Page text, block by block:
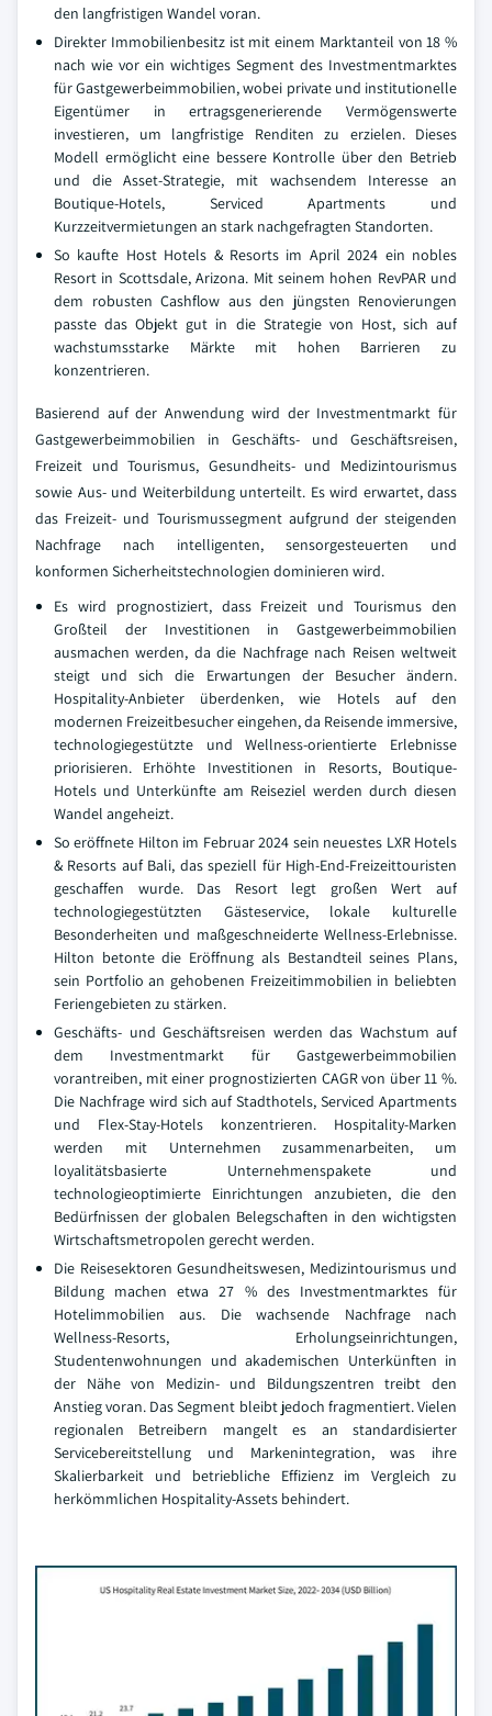
den langfristigen Wandel voran.
Direkter Immobilienbesitz ist mit einem Marktanteil von 18 %
nach wie vor ein wichtiges Segment des Investmentmarktes
für Gastgewerbeimmobilien, wobei private und institutionelle
Eigentümer in ertragsgenerierende Vermögenswerte
investieren, um langfristige Renditen zu erzielen. Dieses
Modell ermöglicht eine bessere Kontrolle über den Betrieb
und die Asset-Strategie, mit wachsendem Interesse an
Boutique-Hotels, Serviced Apartments und
Kurzzeitvermietungen an stark nachgefragten Standorten.
So kaufte Host Hotels & Resorts im April 2024 ein nobles
Resort in Scottsdale, Arizona. Mit seinem hohen RevPAR und
dem robusten Cashflow aus den jüngsten Renovierungen
passte das Objekt gut in die Strategie von Host, sich auf
wachstumsstarke Märkte mit hohen Barrieren zu
konzentrieren.
Basierend auf der Anwendung wird der Investmentmarkt für
Gastgewerbeimmobilien in Geschäfts- und Geschäftsreisen,
Freizeit und Tourismus, Gesundheits- und Medizintourismus
sowie Aus- und Weiterbildung unterteilt. Es wird erwartet, dass
das Freizeit- und Tourismussegment aufgrund der steigenden
Nachfrage nach intelligenten, sensorgesteuerten und
konformen Sicherheitstechnologien dominieren wird.
Es wird prognostiziert, dass Freizeit und Tourismus den
Großteil der Investitionen in Gastgewerbeimmobilien
ausmachen werden, da die Nachfrage nach Reisen weltweit
steigt und sich die Erwartungen der Besucher ändern.
Hospitality-Anbieter überdenken, wie Hotels auf den
modernen Freizeitbesucher eingehen, da Reisende immersive,
technologiegestützte und Wellness-orientierte Erlebnisse
priorisieren. Erhöhte Investitionen in Resorts, Boutique-
Hotels und Unterkünfte am Reiseziel werden durch diesen
Wandel angeheizt.
So eröffnete Hilton im Februar 2024 sein neuestes LXR Hotels
& Resorts auf Bali, das speziell für High-End-Freizeittouristen
geschaffen wurde. Das Resort legt großen Wert auf
technologiegestützten Gästeservice, lokale kulturelle
Besonderheiten und maßgeschneiderte Wellness-Erlebnisse.
Hilton betonte die Eröffnung als Bestandteil seines Plans,
sein Portfolio an gehobenen Freizeitimmobilien in beliebten
Feriengebieten zu stärken.
Geschäfts- und Geschäftsreisen werden das Wachstum auf
dem Investmentmarkt für Gastgewerbeimmobilien
vorantreiben, mit einer prognostizierten CAGR von über 11 %.
Die Nachfrage wird sich auf Stadthotels, Serviced Apartments
und Flex-Stay-Hotels konzentrieren. Hospitality-Marken
werden mit Unternehmen zusammenarbeiten, um
loyalitätsbasierte Unternehmenspakete und
technologieoptimierte Einrichtungen anzubieten, die den
Bedürfnissen der globalen Belegschaften in den wichtigsten
Wirtschaftsmetropolen gerecht werden.
Die Reisesektoren Gesundheitswesen, Medizintourismus und
Bildung machen etwa 27 % des Investmentmarktes für
Hotelimmobilien aus. Die wachsende Nachfrage nach
Wellness-Resorts, Erholungseinrichtungen,
Studentenwohnungen und akademischen Unterkünften in
der Nähe von Medizin- und Bildungszentren treibt den
Anstieg voran. Das Segment bleibt jedoch fragmentiert. Vielen
regionalen Betreibern mangelt es an standardisierter
Servicebereitstellung und Markenintegration, was ihre
Skalierbarkeit und betriebliche Effizienz im Vergleich zu
herkömmlichen Hospitality-Assets behindert.